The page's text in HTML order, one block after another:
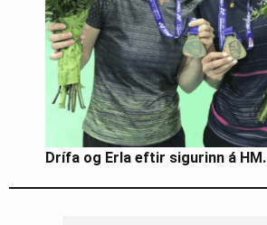
Drífa og Erla eftir sigurinn á HM.